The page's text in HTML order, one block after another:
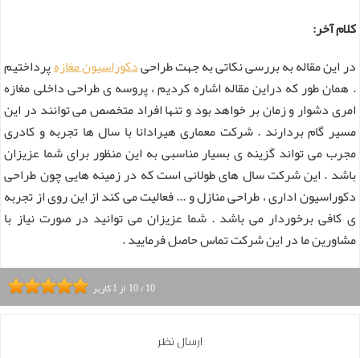
کلام آخر:
در این مقاله به بررسی نکاتی به جهت طراحیدکوراسیون مغازهپرداختیم
. همان طور که دراین مقاله اشاره کردیم ، پروسه ی طراحی داخلی مغازه
امری دشوار و زمان بر خواهد بود و تنها افراد متخصص می توانند در این
مسیر گام بردارند . شرکت معماری هیرادانا با سال ها تجربه و کادری
مجرب می تواند گزینه ی بسیار مناسبی به این منظور برای شما عزیزان
باشد . این شرکت سال های طولانی است که در زمینه هایی چون طراحی
دکوراسیون اداری ، طراحی منازل و ... فعالیت می کند از این روی از تجربه
ی کافی برخوردار می باشد . شما عزیزان می توانید در صورت نیاز با
مشاورین ما در این شرکت تماس حاصل فرمایید .
10/10 از1کاربر
ارسال نظر